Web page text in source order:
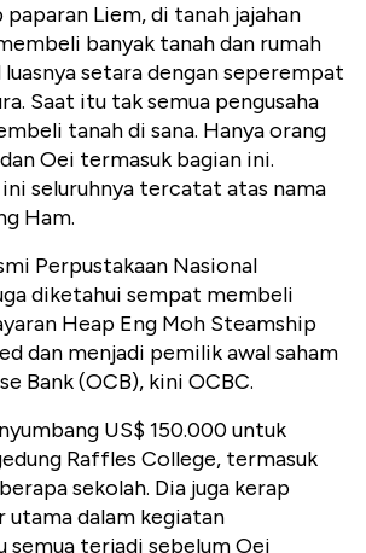
Liem, di tanah jajahan
banyak tanah dan rumah
setara dengan seperempat
Saat itu tak semua pengusaha
tanah di sana. Hanya orang
Oei termasuk bagian ini.
seluruhnya tercatat atas nama
Ham.
Perpustakaan Nasional
diketahui sempat membeli
Heap Eng Moh Steamship
dan menjadi pemilik awal saham
Bank (OCB), kini OCBC.
US$ 150.000 untuk
Raffles College, termasuk
sekolah. Dia juga kerap
utama dalam kegiatan
semua terjadi sebelum Oei